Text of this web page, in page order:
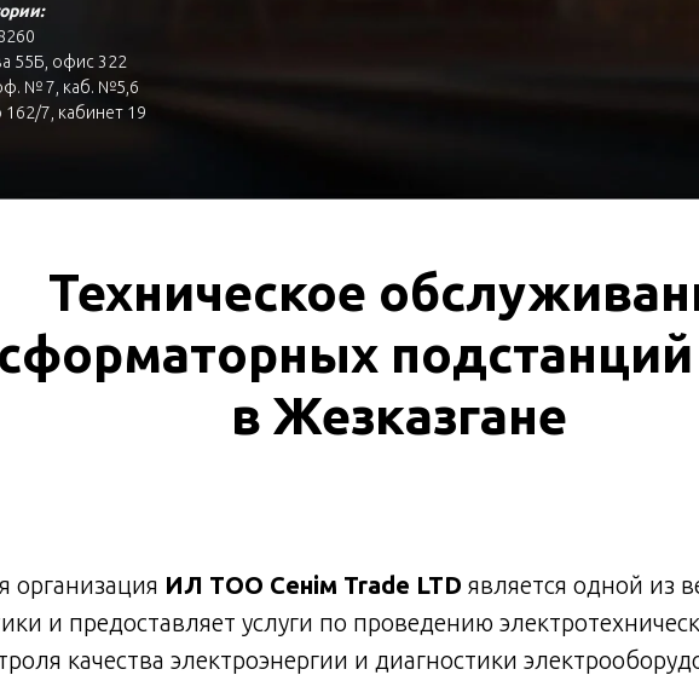
55Б, офис 322
оф. № 7, каб. №5,6
7, кабинет 19
Техническое
в Жезказгане
организация ИЛ ТОО Сенім Trade LTD является одной из
и предоставляет услуги по проведению
качества электроэнергии и диагностики